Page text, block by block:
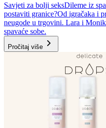
Savjeti za bolji seksDileme iz
postaviti granice?Od igračaka i
neugode u trgovini. Lara i
spavaće sobe.
Pročitaj više